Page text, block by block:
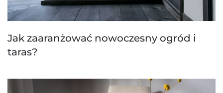
Jak zaaranżować nowoczesny ogród i
taras?